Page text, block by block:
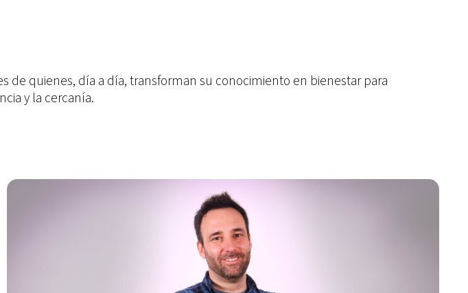
de quienes, día a día, transforman su conocimiento en bienestar para
y la cercanía.
«Formar parte de Athlon es formar parte de un proyecto cooperativo
donde las personas somos el verdadero motor de transformación. Mi
recorrido dentro de la organización ha estado marcado por el paso por
diversos servicios desde el área de Formación, el área de Innovación y
terminando en el área de Salud. Siempre paticipando desde una
lógica colectiva: avanzar juntos, compartir conocimiento y construir